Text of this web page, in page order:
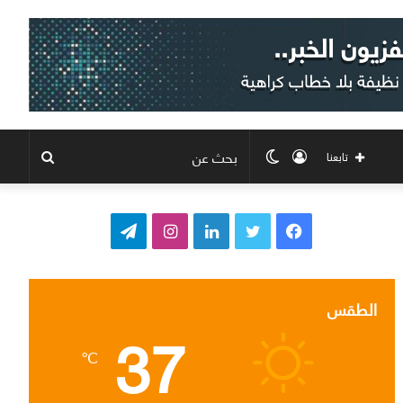
الوضع
المظلم
تسجيل
الدخول
تابعنا
ف
ب
و
ت
ق
ت
ر
الطقس 37
℃